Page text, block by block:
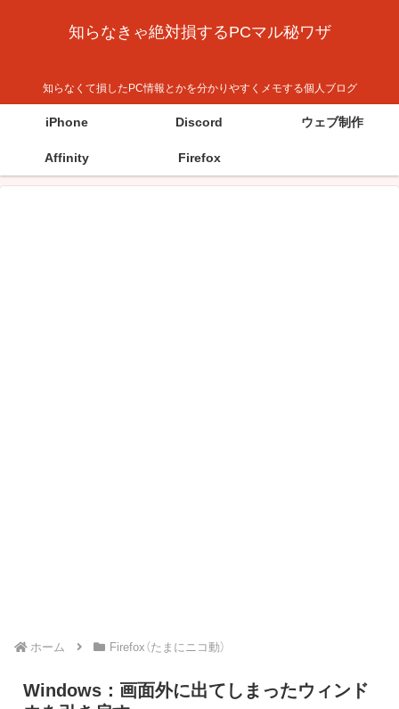
知らなきゃ絶対損するPCマル秘ワザ
知らなくて損したPC情報とかを分かりやすくメモする個人ブログ
iPhone Discord ウェブ制作
Affinity Firefox
ホーム Firefox（たまにニコ動）
Windows：画面外に出てしまったウィンド